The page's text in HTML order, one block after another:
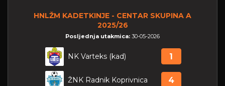
HNLŽM KADETKINJE - CENTAR SKUPINA A
2025/26
Posljednja utakmica: 30-05-2026
NK Varteks (kad) 1
ŽNK Radnik Koprivnica 4